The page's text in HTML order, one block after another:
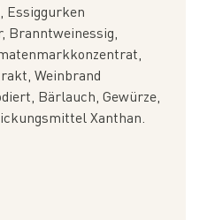
Essiggurken
Branntweinessig,
Weinbrand
Bärlauch, Gewürze,
Xanthan.